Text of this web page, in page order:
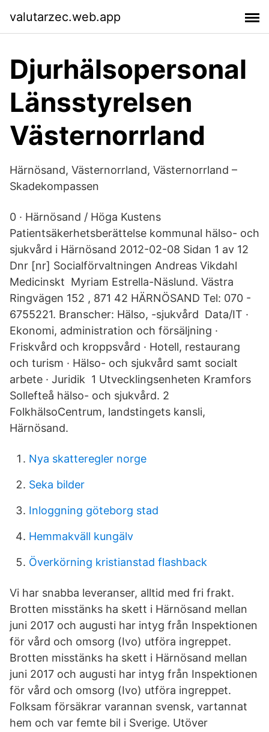
valutarzec.web.app
Djurhälsopersonal
Länsstyrelsen
Västernorrland
Härnösand, Västernorrland, Västernorrland –
Skadekompassen
0 · Härnösand / Höga Kustens
Patientsäkerhetsberättelse kommunal hälso- och
sjukvård i Härnösand 2012-02-08 Sidan 1 av 12
Dnr [nr] Socialförvaltningen Andreas Vikdahl
Medicinskt Myriam Estrella-Näslund. Västra
Ringvägen 152 , 871 42 HÄRNÖSAND Tel: 070 -
6755221. Branscher: Hälso, -sjukvård Data/IT ·
Ekonomi, administration och försäljning ·
Friskvård och kroppsvård · Hotell, restaurang
och turism · Hälso- och sjukvård samt socialt
arbete · Juridik 1 Utvecklingsenheten Kramfors
Sollefteå hälso- och sjukvård. 2
FolkhälsoCentrum, landstingets kansli,
Härnösand.
Nya skatteregler norge
Seka bilder
Inloggning göteborg stad
Hemmakväll kungälv
Överkörning kristianstad flashback
Vi har snabba leveranser, alltid med fri frakt.
Brotten misstänks ha skett i Härnösand mellan
juni 2017 och augusti har intyg från Inspektionen
för vård och omsorg (Ivo) utföra ingreppet.
Brotten misstänks ha skett i Härnösand mellan
juni 2017 och augusti har intyg från Inspektionen
för vård och omsorg (Ivo) utföra ingreppet.
Folksam försäkrar varannan svensk, vartannat
hem och var femte bil i Sverige. Utöver